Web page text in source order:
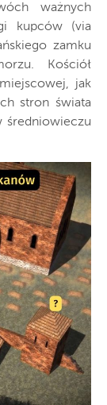
ważnych
kupców (via
zamku
Kościół
jak
stron świata
średniowieczu